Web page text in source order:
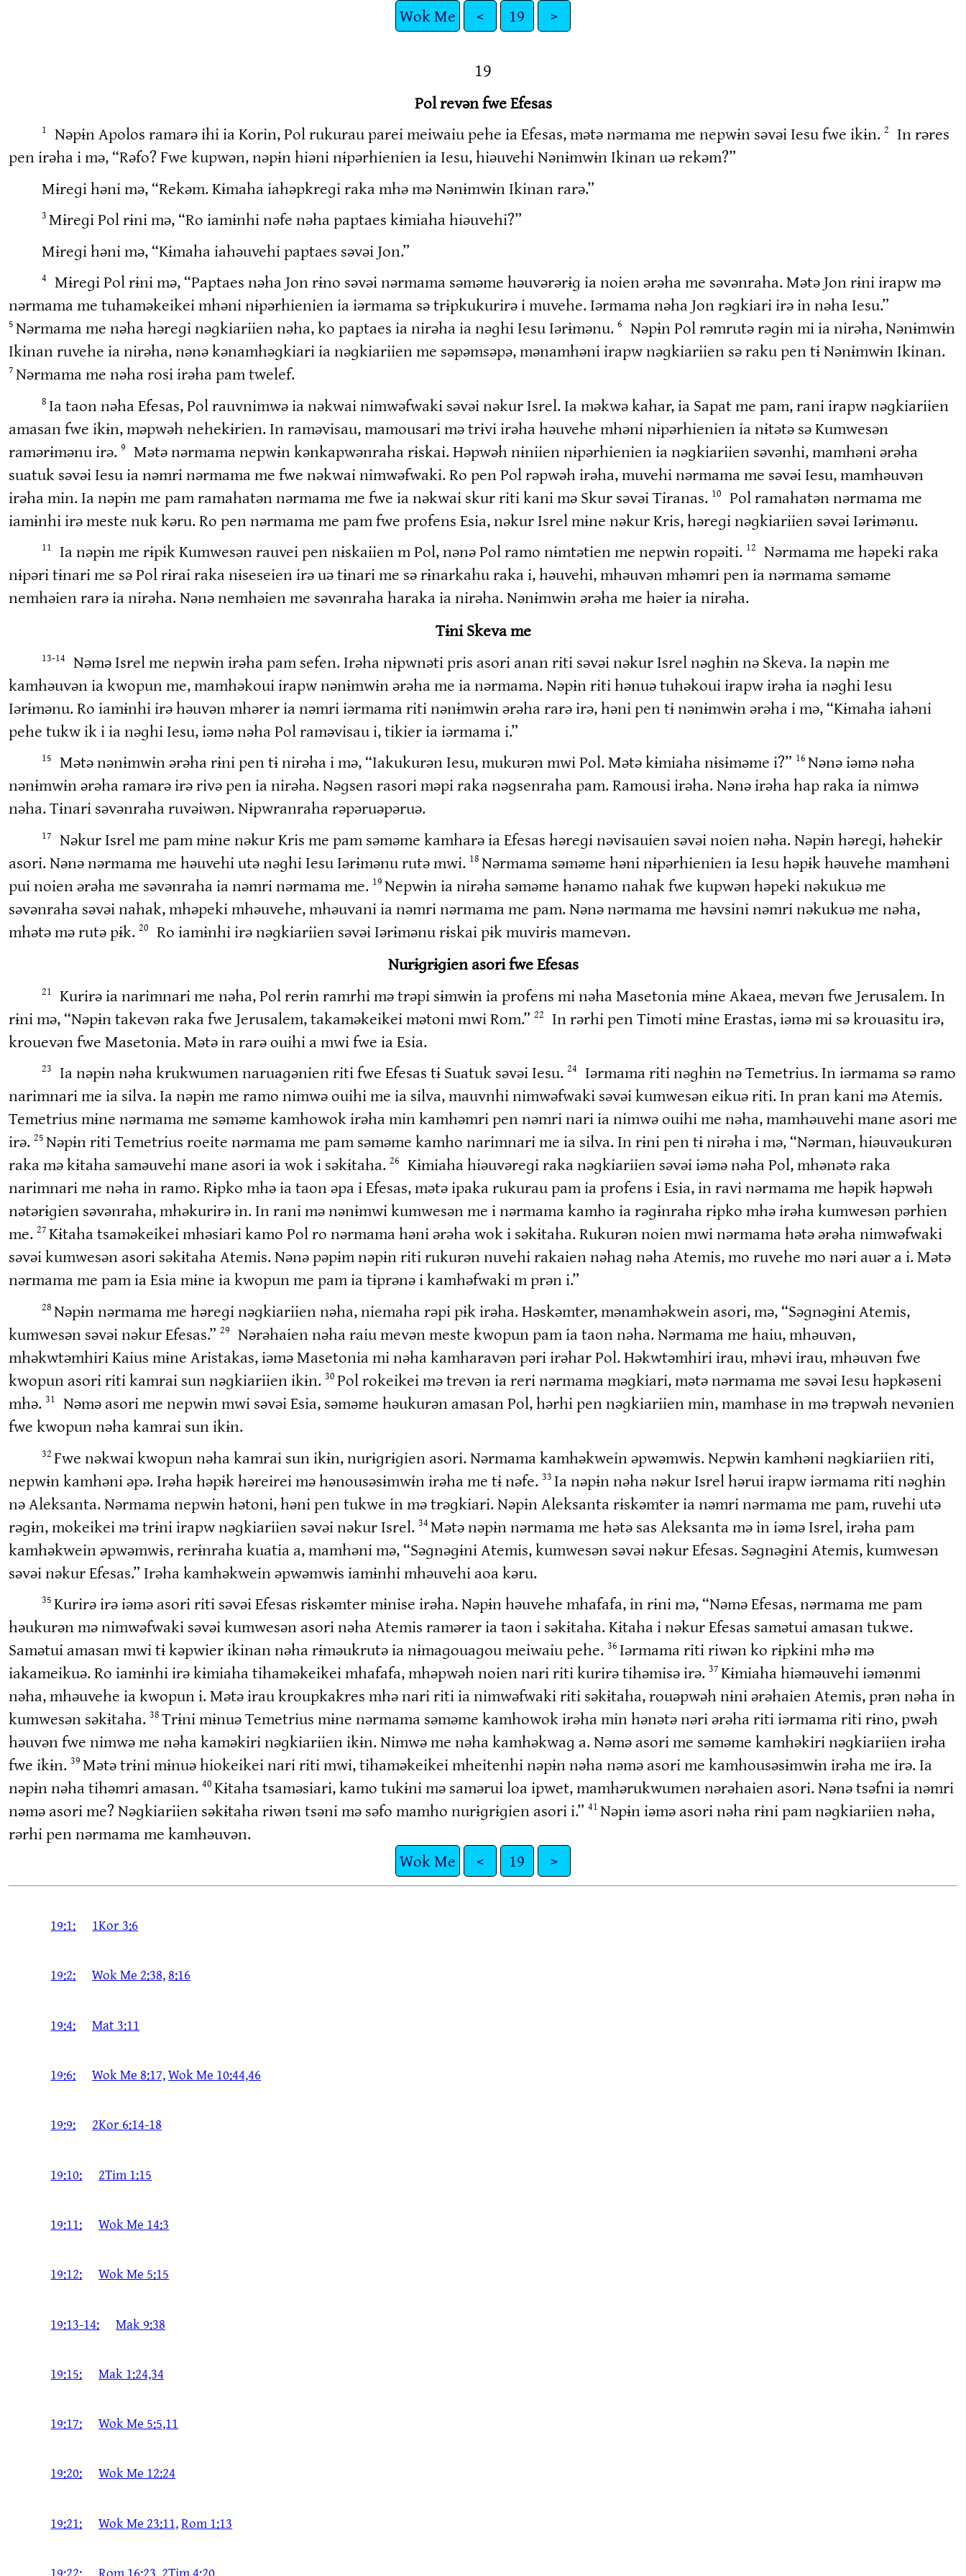
Wok Me < 19 >
19
Pol revən fwe Efesas
1 Nəpɨn Apolos ramarə ihi ia Korin, Pol rukurau parei meiwaiu pehe ia Efesas, mətə nərmama me nepwɨn səvəi Iesu fwe ikɨn. 2
In rəres
pen irəha i mə, “Rəfo? Fwe kupwən, nəpɨn hiəni nɨpərhienien ia Iesu, hiəuvehi Nənɨmwɨn Ikinan uə rekəm?”
Mɨreɡi həni mə, “Rekəm. Kɨmaha iahəpkreɡi raka mhə mə Nənɨmwɨn Ikinan rarə.”
3 Mɨreɡi Pol rɨni mə, “Ro iamɨnhi nəfe nəha paptaes kɨmiaha hiəuvehi?”
Mɨreɡi həni mə, “Kɨmaha iahəuvehi paptaes səvəi Jon.”
4
Mɨreɡi Pol rɨni mə, “Paptaes nəha Jon rɨno səvəi nərmama səməme həuvərərɨɡ ia noien ərəha me səvənraha. Mətə Jon rɨni irapw mə
nərmama me tuhaməkeikei mhəni nɨpərhienien ia iərmama sə trɨpkukurirə i muvehe. Iərmama nəha Jon rəɡkiari irə in nəha Iesu.”
5 Nərmama me nəha həreɡi nəɡkiariien nəha, ko paptaes ia nirəha ia nəɡhi Iesu Iərɨmənu. 6
Nəpɨn Pol rəmrutə rəɡɨn mi ia nirəha, Nənɨmwɨn
Ikinan ruvehe ia nirəha, nənə kənamhəɡkiari ia nəɡkiariien me səpəmsəpə, mənamhəni irapw nəɡkiariien sə raku pen tɨ Nənɨmwɨn Ikinan.
7 Nərmama me nəha rosi irəha pam twelef.
8 Ia taon nəha Efesas, Pol rauvnimwə ia nəkwai nimwəfwaki səvəi nəkur Isrel. Ia məkwə kahar, ia Sapat me pam, rani irapw nəɡkiariien
amasan fwe ikɨn, məpwəh nehekɨrien. In raməvisau, mamousari mə trɨvi irəha həuvehe mhəni nɨpərhienien ia nɨtətə sə Kumwesən
ramərɨmənu irə. 9
Mətə nərmama nepwɨn kənkapwənraha rɨskai. Həpwəh nɨniien nɨpərhienien ia nəɡkiariien səvənhi, mamhəni ərəha
suatuk səvəi Iesu ia nəmri nərmama me fwe nəkwai nimwəfwaki. Ro pen Pol rəpwəh irəha, muvehi nərmama me səvəi Iesu, mamhəuvən
irəha min. Ia nəpɨn me pam ramahatən nərmama me fwe ia nəkwai skur riti kani mə Skur səvəi Tiranas. 10
Pol ramahatən nərmama me
iamɨnhi irə meste nuk kəru. Ro pen nərmama me pam fwe profens Esia, nəkur Isrel mɨne nəkur Kris, həreɡi nəɡkiariien səvəi Iərɨmənu.
11 Ia nəpɨn me rɨpɨk Kumwesən rauvei pen nɨskaiien m Pol, nənə Pol ramo nɨmtətien me nepwɨn ropəiti. 12
Nərmama me həpeki raka
nɨpəri tɨnari me sə Pol rɨrai raka nɨseseien irə uə tɨnari me sə rɨnarkahu raka i, həuvehi, mhəuvən mhəmri pen ia nərmama səməme
nemhəien rarə ia nirəha. Nənə nemhəien me səvənraha haraka ia nirəha. Nənɨmwɨn ərəha me həier ia nirəha.
Tɨni Skeva me
13-14
Nəmə Isrel me nepwɨn irəha pam sefen. Irəha nɨpwnəti pris asori anan riti səvəi nəkur Isrel nəɡhɨn nə Skeva. Ia nəpɨn me
kamhəuvən ia kwopun me, mamhəkoui irapw nənɨmwɨn ərəha me ia nərmama. Nəpɨn riti hənuə tuhəkoui irapw irəha ia nəɡhi Iesu
Iərɨmənu. Ro iamɨnhi irə həuvən mhərer ia nəmri iərmama riti nənɨmwɨn ərəha rarə irə, həni pen tɨ nənɨmwɨn ərəha i mə, “Kɨmaha iahəni
pehe tukw ik i ia nəɡhi Iesu, iəmə nəha Pol raməvisau i, tikier ia iərmama i.”
15 Mətə nənɨmwɨn ərəha rɨni pen tɨ nirəha i mə, “Iakukurən Iesu, mukurən mwi Pol. Mətə kɨmiaha nɨsɨməme i?” 16 Nənə iəmə nəha
nənɨmwɨn ərəha ramarə irə rivə pen ia nirəha. Nəɡsen rasori məpi raka nəɡsenraha pam. Ramousi irəha. Nənə irəha hap raka ia nimwə
nəha. Tɨnari səvənraha ruvəiwən. Nɨpwranraha rəpəruəpəruə.
17
Nəkur Isrel me pam mɨne nəkur Kris me pam səməme kamharə ia Efesas həreɡi nəvisauien səvəi noien nəha. Nəpɨn həreɡi, həhekɨr
asori. Nənə nərmama me həuvehi utə nəɡhi Iesu Iərɨmənu rutə mwi. 18 Nərmama səməme həni nɨpərhienien ia Iesu həpɨk həuvehe mamhəni
pui noien ərəha me səvənraha ia nəmri nərmama me. 19 Nepwɨn ia nirəha səməme hənamo nahak fwe kupwən həpeki nəkukuə me
səvənraha səvəi nahak, mhəpeki mhəuvehe, mhəuvani ia nəmri nərmama me pam. Nənə nərmama me həvsini nəmri nəkukuə me nəha,
mhətə mə rutə pɨk. 20
Ro iamɨnhi irə nəɡkiariien səvəi Iərɨmənu rɨskai pɨk muvirɨs mamevən.
Nurɨɡrɨɡien asori fwe Efesas
21
Kurirə ia narimnari me nəha, Pol rerɨn ramrhi mə trəpi sɨmwɨn ia profens mi nəha Masetonia mɨne Akaea, mevən fwe Jerusalem. In
rɨni mə, “Nəpɨn takevən raka fwe Jerusalem, takaməkeikei mətoni mwi Rom.” 22
In rərhi pen Timoti mɨne Erastas, iəmə mi sə krouasitu irə,
krouevən fwe Masetonia. Mətə in rarə ouihi a mwi fwe ia Esia.
23 Ia nəpɨn nəha krukwumen naruaɡənien riti fwe Efesas tɨ Suatuk səvəi Iesu. 24
Iərmama riti nəɡhɨn nə Temetrius. In iərmama sə ramo
narimnari me ia silva. Ia nəpɨn me ramo nimwə ouihi me ia silva, mauvnhi nimwəfwaki səvəi kumwesən eikuə riti. In pran kani mə Atemis.
Temetrius mɨne nərmama me səməme kamhowok irəha min kamhəmri pen nəmri nari ia nimwə ouihi me nəha, mamhəuvehi mane asori me
irə. 25 Nəpɨn riti Temetrius roeite nərmama me pam səməme kamho narimnari me ia silva. In rɨni pen tɨ nirəha i mə, “Nərman, hiəuvəukurən
raka mə kɨtaha saməuvehi mane asori ia wok i səkɨtaha. 26
Kɨmiaha hiəuvəreɡi raka nəɡkiariien səvəi iəmə nəha Pol, mhənətə raka
narimnari me nəha in ramo. Rɨpko mhə ia taon əpa i Efesas, mətə ipaka rukurau pam ia profens i Esia, in ravi nərmama me həpɨk həpwəh
nətərɨɡien səvənraha, mhəkurirə in. In rani mə nənɨmwi kumwesən me i nərmama kamho ia rəɡɨnraha rɨpko mhə irəha kumwesən pərhien
me. 27 Kɨtaha tsaməkeikei mhəsiari kamo Pol ro nərmama həni ərəha wok i səkɨtaha. Rukurən noien mwi nərmama hətə ərəha nimwəfwaki
səvəi kumwesən asori səkɨtaha Atemis. Nənə pəpɨm nəpɨn riti rukurən nuvehi rakaien nəhaɡ nəha Atemis, mo ruvehe mo nəri auər a i. Mətə
nərmama me pam ia Esia mɨne ia kwopun me pam ia tɨprənə i kamhəfwaki m prən i.”
28 Nəpɨn nərmama me həreɡi nəɡkiariien nəha, niemaha rəpi pɨk irəha. Həskəmter, mənamhəkwein asori, mə, “Səɡnəɡɨni Atemis,
kumwesən səvəi nəkur Efesas.” 29
Nərəhaien nəha raiu mevən meste kwopun pam ia taon nəha. Nərmama me haiu, mhəuvən,
mhəkwtəmhiri Kaius mɨne Aristakas, iəmə Masetonia mi nəha kamharavən pəri irəhar Pol. Həkwtəmhiri irau, mhəvi irau, mhəuvən fwe
kwopun asori riti kamrai sun nəɡkiariien ikɨn. 30 Pol rokeikei mə trevən ia reri nərmama məɡkiari, mətə nərmama me səvəi Iesu həpkəseni
mhə. 31
Nəmə asori me nepwɨn mwi səvəi Esia, səməme həukurən amasan Pol, hərhi pen nəɡkiariien min, mamhase in mə trəpwəh nevənien
fwe kwopun nəha kamrai sun ikɨn.
32 Fwe nəkwai kwopun nəha kamrai sun ikɨn, nurɨɡrɨɡien asori. Nərmama kamhəkwein əpwəmwɨs. Nepwɨn kamhəni nəɡkiariien riti,
nepwɨn kamhəni əpə. Irəha həpɨk həreirei mə hənousəsɨmwɨn irəha me tɨ nəfe. 33 Ia nəpɨn nəha nəkur Isrel hərui irapw iərmama riti nəɡhɨn
nə Aleksanta. Nərmama nepwɨn hətoni, həni pen tukwe in mə trəɡkiari. Nəpɨn Aleksanta rɨskəmter ia nəmri nərmama me pam, ruvehi utə
rəɡɨn, mokeikei mə trɨni irapw nəɡkiariien səvəi nəkur Isrel. 34 Mətə nəpɨn nərmama me hətə sas Aleksanta mə in iəmə Isrel, irəha pam
kamhəkwein əpwəmwɨs, rerɨnraha kuatia a, mamhəni mə, “Səɡnəɡɨni Atemis, kumwesən səvəi nəkur Efesas. Səɡnəɡɨni Atemis, kumwesən
səvəi nəkur Efesas.” Irəha kamhəkwein əpwəmwɨs iamɨnhi mhəuvehi aoa kəru.
35 Kurirə irə iəmə asori riti səvəi Efesas rɨskəmter mɨnise irəha. Nəpɨn həuvehe mhafafa, in rɨni mə, “Nəmə Efesas, nərmama me pam
həukurən mə nimwəfwaki səvəi kumwesən asori nəha Atemis ramərer ia taon i səkɨtaha. Kɨtaha i nəkur Efesas samətui amasan tukwe.
Samətui amasan mwi tɨ kəpwier ikinan nəha rɨməukrutə ia nɨmaɡouaɡou meiwaiu pehe. 36 Iərmama riti riwən ko rɨpkɨni mhə mə
iakameikuə. Ro iamɨnhi irə kɨmiaha tihaməkeikei mhafafa, mhəpwəh noien nari riti kurirə tihəmisə irə. 37 Kɨmiaha hiəməuvehi iəmənmi
nəha, mhəuvehe ia kwopun i. Mətə irau kroupkakres mhə nari riti ia nimwəfwaki riti səkɨtaha, rouəpwəh nɨni ərəhaien Atemis, prən nəha in
kumwesən səkɨtaha. 38 Trɨni mɨnuə Temetrius mɨne nərmama səməme kamhowok irəha min hənətə nəri ərəha riti iərmama riti rɨno, pwəh
həuvən fwe nimwə me nəha kaməkiri nəɡkiariien ikɨn. Nimwə me nəha kamhəkwaɡ a. Nəmə asori me səməme kamhəkiri nəɡkiariien irəha
fwe ikɨn. 39 Mətə trɨni mɨnuə hiokeikei nari riti mwi, tihaməkeikei mheitenhi nəpɨn nəha nəmə asori me kamhousəsɨmwɨn irəha me irə. Ia
nəpɨn nəha tihəmri amasan. 40 Kɨtaha tsaməsiari, kamo tukɨni mə samərui loa ipwet, mamhərukwumen nərəhaien asori. Nənə tsəfni ia nəmri
nəmə asori me? Nəɡkiariien səkɨtaha riwən tsəni mə səfo mamho nurɨɡrɨɡien asori i.” 41 Nəpɨn iəmə asori nəha rɨni pam nəɡkiariien nəha,
rərhi pen nərmama me kamhəuvən.
Wok Me
< 19 >
19:1: 1Kor 3:6
19:2: Wok Me 2:38,8:16
19:4: Mat 3:11
19:6: Wok Me 8:17,Wok Me 10:44,46
19:9: 2Kor 6:14-18
19:10: 2Tim 1:15
19:11: Wok Me 14:3
19:12: Wok Me 5:15
19:13-14: Mak 9:38
19:15: Mak 1:24,34
19:17: Wok Me 5:5,11
19:20: Wok Me 12:24
19:21: Wok Me 23:11,Rom 1:13